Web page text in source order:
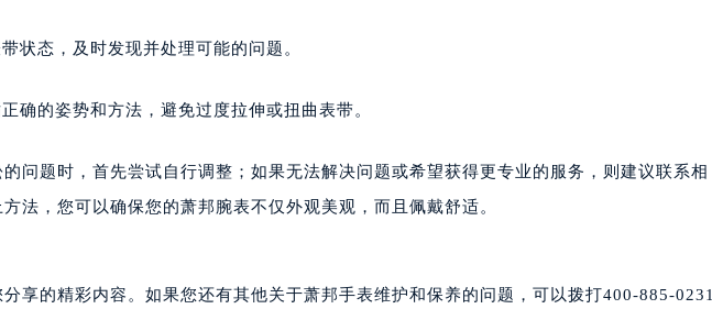
中区民权路28号英利国际金融中心写字楼20层01室（需提前预约）
爱辉区中央街萧邦售后服务中心（需提前预约）
市东安区太平路萧邦售后服务中心（需提前预约）
状态，及时发现并处理可能的问题。
确的姿势和方法，避免过度拉伸或扭曲表带。
问题时，首先尝试自行调整；如果无法解决问题或希望获得更专业的服务，则建议联系相
法，您可以确保您的萧邦腕表不仅外观美观，而且佩戴舒适。
分享的精彩内容。如果您还有其他关于萧邦手表维护和保养的问题，可以拨打400-885-0231